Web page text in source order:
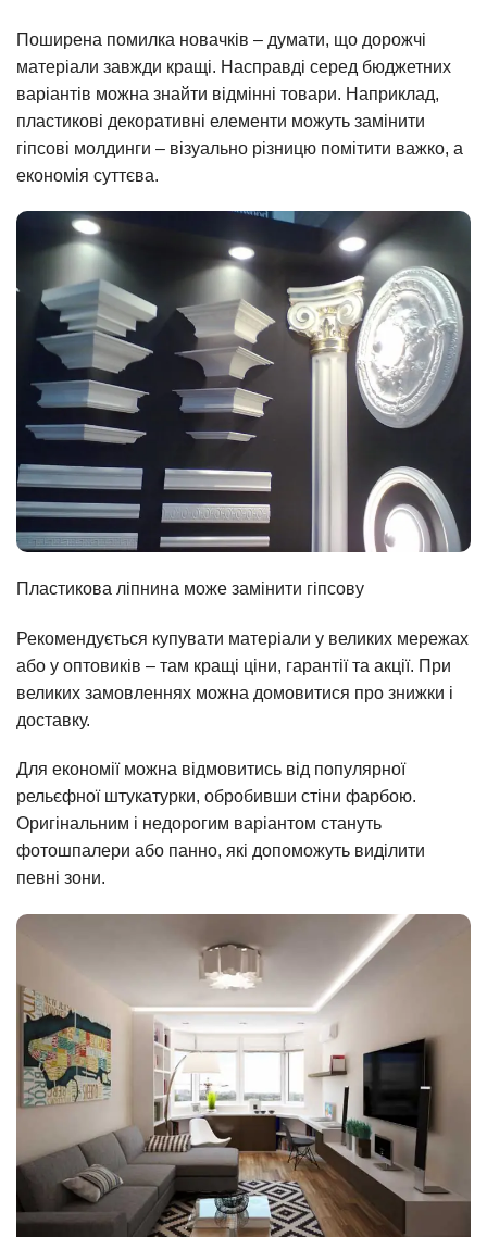
Поширена помилка новачків – думати, що дорожчі
матеріали завжди кращі. Насправді серед бюджетних
варіантів можна знайти відмінні товари. Наприклад,
пластикові декоративні елементи можуть замінити
гіпсові молдинги – візуально різницю помітити важко, а
економія суттєва.
Пластикова ліпнина може замінити гіпсову
Рекомендується купувати матеріали у великих мережах
або у оптовиків – там кращі ціни, гарантії та акції. При
великих замовленнях можна домовитися про знижки і
доставку.
Для економії можна відмовитись від популярної
рельєфної штукатурки, обробивши стіни фарбою.
Оригінальним і недорогим варіантом стануть
фотошпалери або панно, які допоможуть виділити
певні зони.